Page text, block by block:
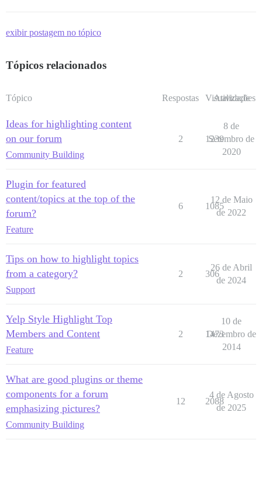
exibir postagem no tópico
Tópicos relacionados
Tópico Respostas Visualizações
Atividade
Ideas for highlighting content
on our forum
Community Building
2 1239
8 de
Setembro de
2020
Plugin for featured
content/topics at the top of the
forum?
Feature
6 1085
12 de Maio
de 2022
Tips on how to highlight topics
from a category?
Support
2 306
26 de Abril
de 2024
Yelp Style Highlight Top
Members and Content
Feature
2 1473
10 de
Dezembro de
2014
What are good plugins or theme
components for a forum
emphasizing pictures?
Community Building
12 2088
4 de Agosto
de 2025